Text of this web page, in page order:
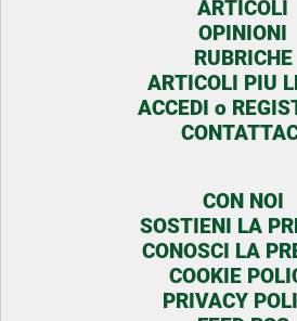
ARTICOLI
OPINIONI
RUBRICHE
ARTICOLI PIU
ACCEDI o
CON NOI
SOSTIENI LA
CONOSCI LA
COOKIE
PRIVACY